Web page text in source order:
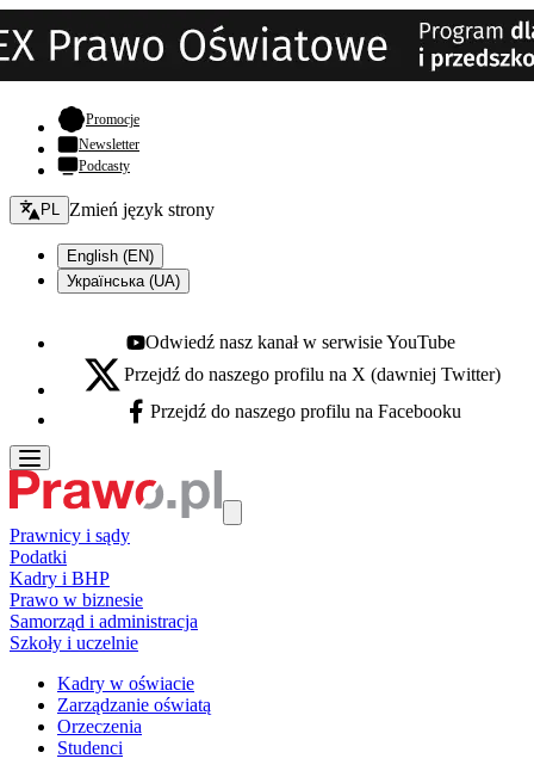
Promocje- otwiera się w nowej karcie
Newsletter
Podcasty
Zmień język - bieżący:
PL Zmień język strony
English (EN)
Українська (UA)
Youtube - otwiera się w nowej karcie
Odwiedź nasz kanał w serwisie YouTube
X - otwiera się w nowej karcie
Przejdź do naszego profilu na X (dawniej Twitter)
Facebook - otwiera się w nowej karcie
Przejdź do naszego profilu na Facebooku
Prawnicy i sądy
Podatki
Kadry i BHP
Prawo w biznesie
Samorząd i administracja
Szkoły i uczelnie
Kadry w oświacie
Zarządzanie oświatą
Orzeczenia
Studenci